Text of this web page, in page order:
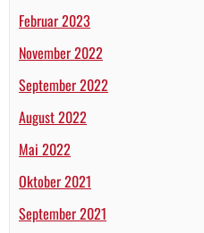
Februar 2023
November 2022
September 2022
August 2022
Mai 2022
Oktober 2021
September 2021